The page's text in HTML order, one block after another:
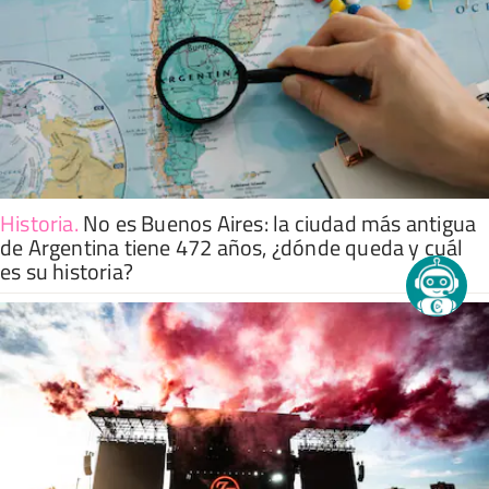
Historia.No es Buenos Aires: la ciudad más antigua
de Argentina tiene 472 años, ¿dónde queda y cuál
es su historia?